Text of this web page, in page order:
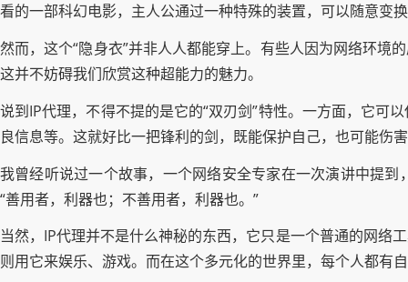
看的一部科幻电影，主人公通过一种特殊的装置，可以随意变
然而，这个“隐身衣”并非人人都能穿上。有些人因为网络环境
这并不妨碍我们欣赏这种超能力的魅力。
说到IP代理，不得不提的是它的“双刃剑”特性。一方面，它可
良信息等。这就好比一把锋利的剑，既能保护自己，也可能伤
我曾经听说过一个故事，一个网络安全专家在一次演讲中提
“善用者，利器也；不善用者，利器也。”
当然，IP代理并不是什么神秘的东西，它只是一个普通的网络
则用它来娱乐、游戏。而在这个多元化的世界里，每个人都有